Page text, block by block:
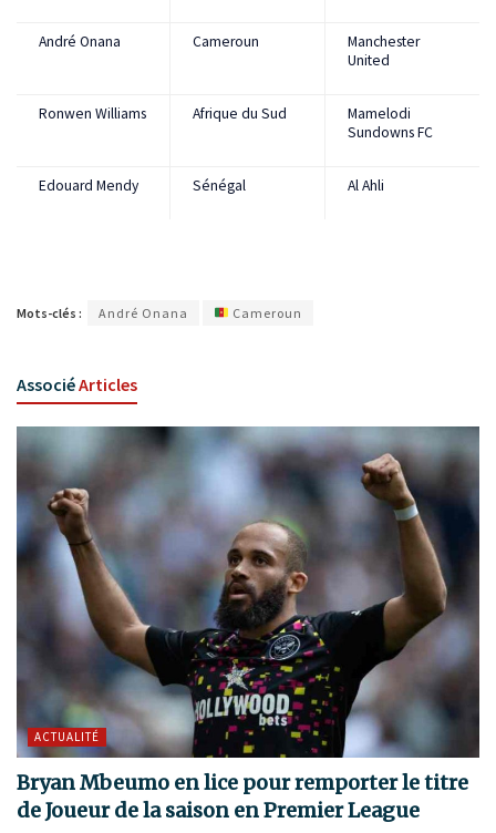
André Onana Cameroun
Manchester
United
Ronwen Williams Afrique du Sud
Mamelodi
Sundowns FC
Edouard Mendy Sénégal Al Ahli
Mots-clés : André Onana Cameroun
AssociéArticles
ACTUALITÉ
Bryan Mbeumo en lice pour remporter le titre
de Joueur de la saison en Premier League